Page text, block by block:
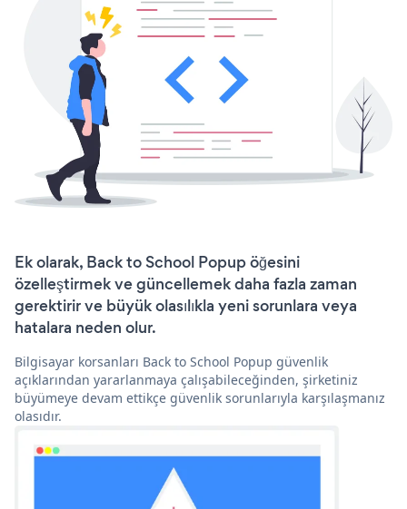
Ek olarak, Back to School Popup öğesini
özelleştirmek ve güncellemek daha fazla zaman
gerektirir ve büyük olasılıkla yeni sorunlara veya
hatalara neden olur.
Bilgisayar korsanları Back to School Popup güvenlik
açıklarından yararlanmaya çalışabileceğinden, şirketiniz
büyümeye devam ettikçe güvenlik sorunlarıyla karşılaşmanız
olasıdır.